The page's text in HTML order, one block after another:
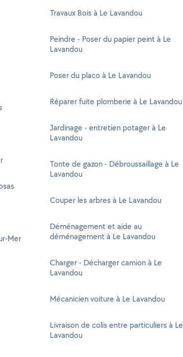
Mer
Travaux Bois à Le Lavandou
Peindre - Poser du papier peint à Le
Lavandou
Poser du placo à Le Lavandou
Réparer fuite plomberie à Le Lavandou
Jardinage - entretien potager à Le
Lavandou
Tonte de gazon - Débroussaillage à Le
Lavandou
Couper les arbres à Le Lavandou
Déménagement et aide au
déménagement à Le Lavandou
Charger - Décharger camion à Le
Lavandou
Mécanicien voiture à Le Lavandou
Livraison de colis entre particuliers à Le
Lavandou